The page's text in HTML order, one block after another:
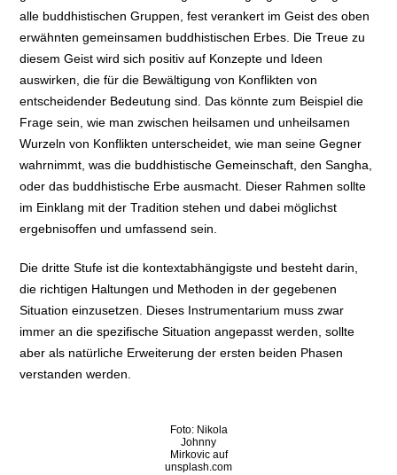
alle buddhistischen Gruppen, fest verankert im Geist des oben
erwähnten gemeinsamen buddhistischen Erbes. Die Treue zu
diesem Geist wird sich positiv auf Konzepte und Ideen
auswirken, die für die Bewältigung von Konflikten von
entscheidender Bedeutung sind. Das könnte zum Beispiel die
Frage sein, wie man zwischen heilsamen und unheilsamen
Wurzeln von Konflikten unterscheidet, wie man seine Gegner
wahrnimmt, was die buddhistische Gemeinschaft, den Sangha,
oder das buddhistische Erbe ausmacht. Dieser Rahmen sollte
im Einklang mit der Tradition stehen und dabei möglichst
ergebnisoffen und umfassend sein.
Die dritte Stufe ist die kontextabhängigste und besteht darin,
die richtigen Haltungen und Methoden in der gegebenen
Situation einzusetzen. Dieses Instrumentarium muss zwar
immer an die spezifische Situation angepasst werden, sollte
aber als natürliche Erweiterung der ersten beiden Phasen
verstanden werden.
Foto: Nikola
Johnny
Mirkovic auf
unsplash.com